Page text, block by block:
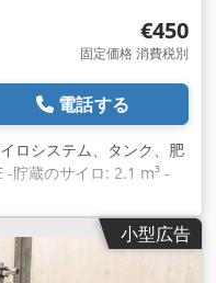
€450
固定価格 消費税別
電話する
ロシステム、タンク、肥
-貯蔵のサイロ: 2.1 m³ -
Dedpfed R Nfuox
-重量：78 kg
小型広告